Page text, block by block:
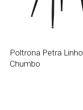
Poltrona Petra Linho
Chumbo